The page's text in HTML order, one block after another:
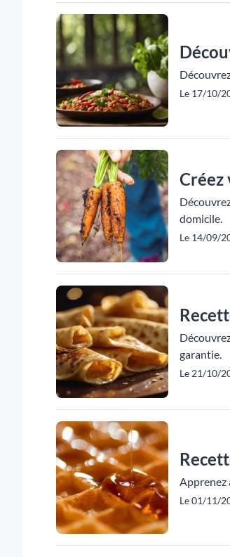
Le 17/10/
Créez
domicile.
Le 14/09/
garantie.
Le 21/10/
Apprenez
Le 01/11/